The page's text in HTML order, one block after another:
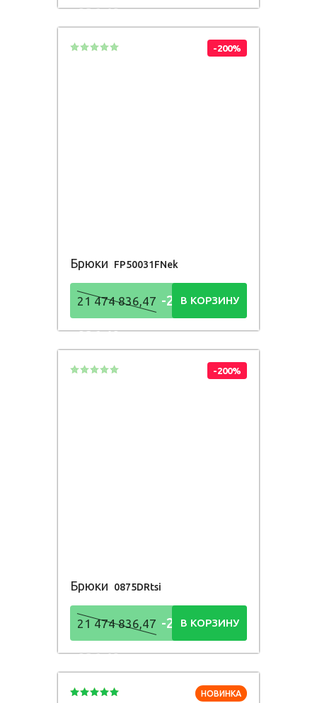
836,48Р
-200%
Брюки FP50031FNek
21 474 836,47 -21 474
836,48Р
В КОРЗИНУ
-200%
Брюки 0875DRtsi
21 474 836,47 -21 474
836,48Р
В КОРЗИНУ
НОВИНКА